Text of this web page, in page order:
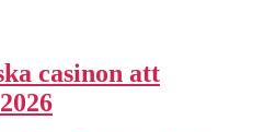
casinon att